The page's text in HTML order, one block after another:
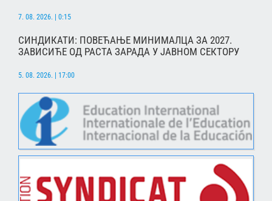
7. 08. 2026. | 0:15
СИНДИКАТИ: ПОВЕЋАЊЕ МИНИМАЛЦА ЗА 2027.
ЗАВИСИЋЕ ОД РАСТА ЗАРАДА У ЈАВНОМ СЕКТОРУ
5. 08. 2026. | 17:00